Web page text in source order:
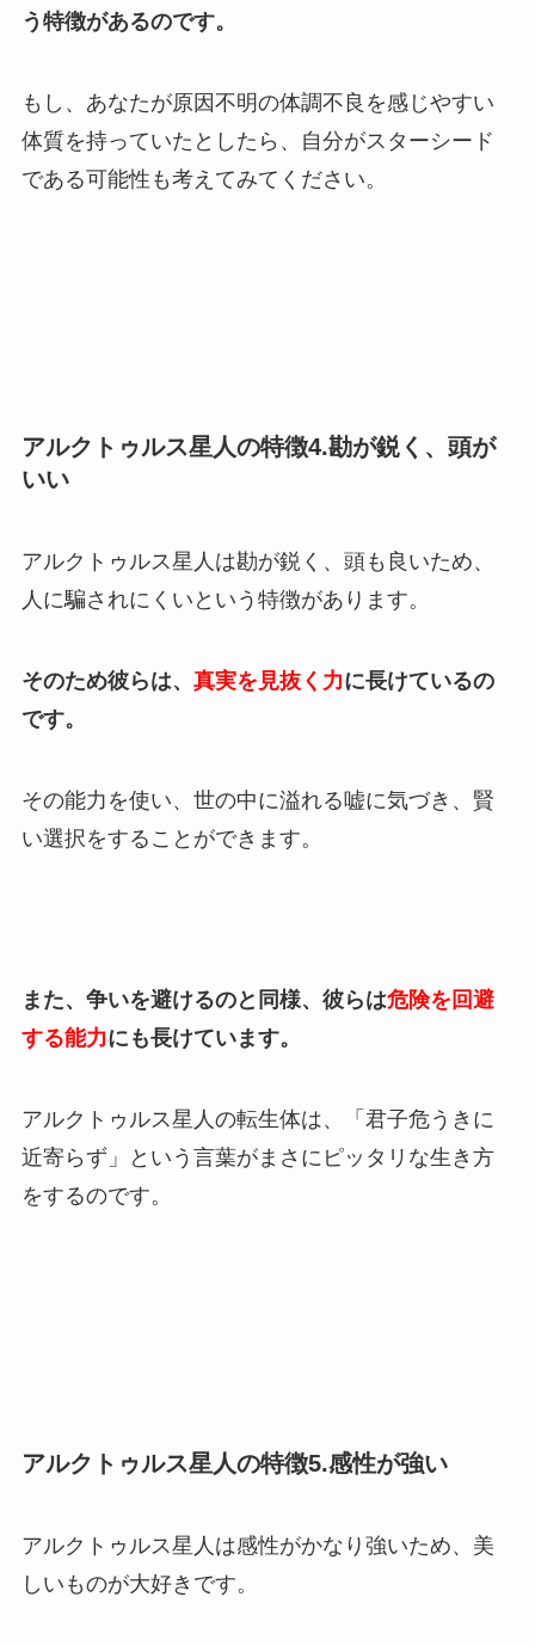
う特徴があるのです。
もし、あなたが原因不明の体調不良を感じやすい
体質を持っていたとしたら、自分がスターシード
である可能性も考えてみてください。
アルクトゥルス星人の特徴4.勘が鋭く、頭が
いい
アルクトゥルス星人は勘が鋭く、頭も良いため、
人に騙されにくいという特徴があります。
そのため彼らは、 真実を見抜く力に長けているの
です。
その能力を使い、世の中に溢れる嘘に気づき、賢
い選択をすることができます。
また、争いを避けるのと同様、彼らは危険を回避
する能力にも長けています。
アルクトゥルス星人の転生体は、「君子危うきに
近寄らず」という言葉がまさにピッタリな生き方
をするのです。
アルクトゥルス星人の特徴5.感性が強い
アルクトゥルス星人は感性がかなり強いため、美
しいものが大好きです。